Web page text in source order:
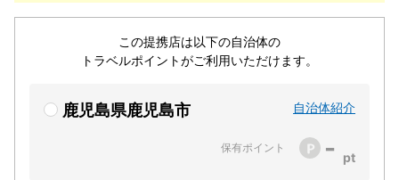
この提携店は以下の自治体の
トラベルポイントがご利用いただけます。
鹿児島県鹿児島市 自治体紹介
保有ポイント -